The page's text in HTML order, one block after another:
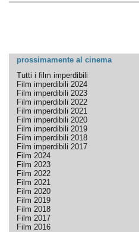
prossimamente al cinema
Tutti i film imperdibili
Film imperdibili 2024
Film imperdibili 2023
Film imperdibili 2022
Film imperdibili 2021
Film imperdibili 2020
Film imperdibili 2019
Film imperdibili 2018
Film imperdibili 2017
Film 2024
Film 2023
Film 2022
Film 2021
Film 2020
Film 2019
Film 2018
Film 2017
Film 2016